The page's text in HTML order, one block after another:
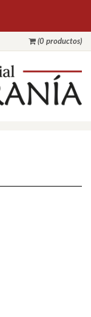
(0 productos)